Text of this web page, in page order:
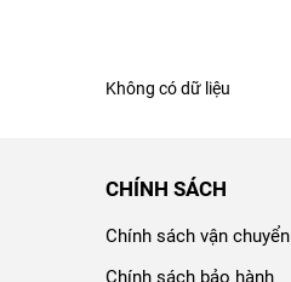
Không có dữ liệu
CHÍNH SÁCH
Chính sách vận chuyển
Chính sách bảo hành